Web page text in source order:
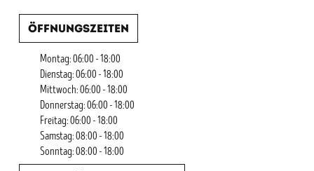
Öffnungszeiten
Montag: 06:00 - 18:00
Dienstag: 06:00 - 18:00
Mittwoch: 06:00 - 18:00
Donnerstag: 06:00 - 18:00
Freitag: 06:00 - 18:00
Samstag: 08:00 - 18:00
Sonntag: 08:00 - 18:00